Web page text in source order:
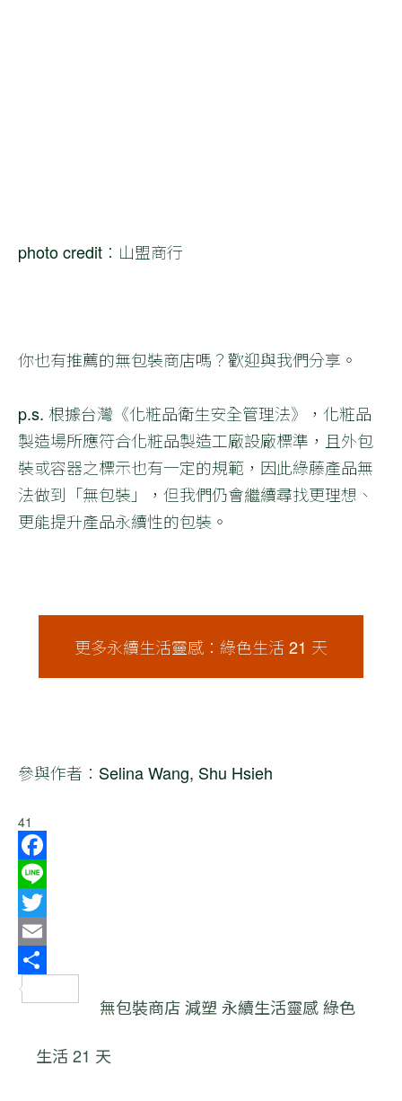
photo credit：山盟商行
你也有推薦的無包裝商店嗎？歡迎與我們分享。
p.s. 根據台灣《化粧品衛生安全管理法》，化粧品
製造場所應符合化粧品製造工廠設廠標準，且外包
裝或容器之標示也有一定的規範，因此綠藤產品無
法做到「無包裝」，但我們仍會繼續尋找更理想、
更能提升產品永續性的包裝。
更多永續生活靈感：綠色生活 21 天
參與作者：Selina Wang, Shu Hsieh
41
Facebook
Line
Twitter
Email
無包裝商店減塑 永續生活靈感綠色
生活 21 天